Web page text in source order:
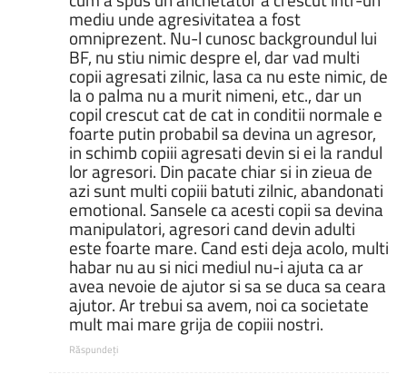
mediu unde agresivitatea a fost
omniprezent. Nu-l cunosc backgroundul lui
BF, nu stiu nimic despre el, dar vad multi
copii agresati zilnic, lasa ca nu este nimic, de
la o palma nu a murit nimeni, etc., dar un
copil crescut cat de cat in conditii normale e
foarte putin probabil sa devina un agresor,
in schimb copiii agresati devin si ei la randul
lor agresori. Din pacate chiar si in zieua de
azi sunt multi copiii batuti zilnic, abandonati
emotional. Sansele ca acesti copii sa devina
manipulatori, agresori cand devin adulti
este foarte mare. Cand esti deja acolo, multi
habar nu au si nici mediul nu-i ajuta ca ar
avea nevoie de ajutor si sa se duca sa ceara
ajutor. Ar trebui sa avem, noi ca societate
mult mai mare grija de copiii nostri.
Răspundeți